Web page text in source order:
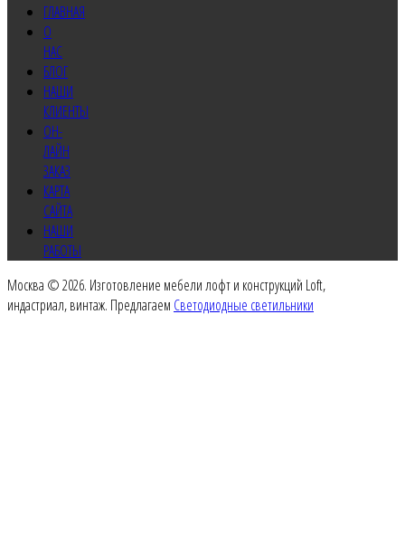
ГЛАВНАЯ
О
НАС
БЛОГ
НАШИ
КЛИЕНТЫ
ОН-
ЛАЙН
ЗАКАЗ
КАРТА
САЙТА
НАШИ
РАБОТЫ
Москва © 2026. Изготовление мебели лофт и конструкций Loft,
индастриал, винтаж. Предлагаем Светодиодные светильники